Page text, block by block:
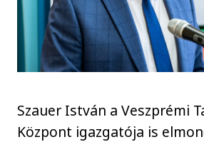
Szauer István a Veszprémi
Központ igazgatója is